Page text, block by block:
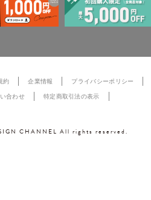
約 企業情報 プライバシーポリシー
合わせ 特定商取引法の表示
CHANNEL All rights reserved.